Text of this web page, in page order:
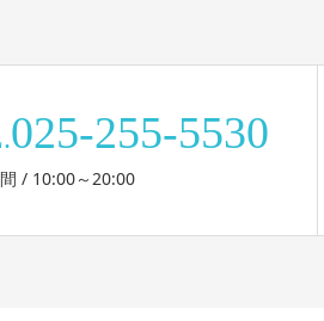
025-255-5530
/ 10:00～20:00